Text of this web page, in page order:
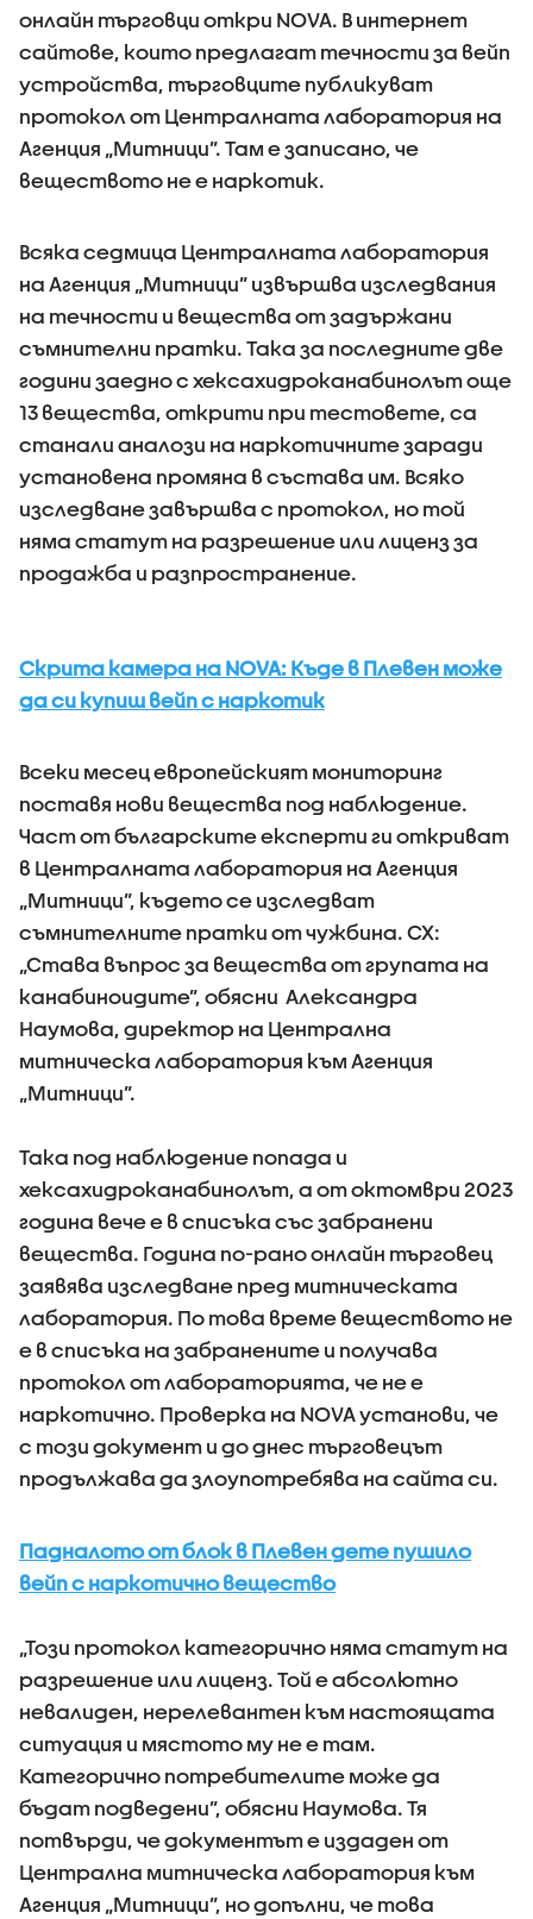
онлайн търговци откри NOVA. В интернет
сайтове, които предлагат течности за вейп
устройства, търговците публикуват
протокол от Централната лаборатория на
Агенция „Митници”. Там е записано, че
веществото не е наркотик.
Всяка седмица Централната лаборатория
на Агенция „Митници” извършва изследвания
на течности и вещества от задържани
съмнителни пратки. Така за последните две
години заедно с хексахидроканабинолът още
13 вещества, открити при тестовете, са
станали аналози на наркотичните заради
установена промяна в състава им. Всяко
изследване завършва с протокол, но той
няма статут на разрешение или лиценз за
продажба и разпространение.
Скрита камера на NOVA: Къде в Плевен може
да си купиш вейп с наркотик
Всеки месец европейският мониторинг
поставя нови вещества под наблюдение.
Част от българските експерти ги откриват
в Централната лаборатория на Агенция
„Митници”, където се изследват
съмнителните пратки от чужбина. СХ:
„Става въпрос за вещества от групата на
канабиноидите”, обясни Александра
Наумова, директор на Централна
митническа лаборатория към Агенция
„Митници”.
Така под наблюдение попада и
хексахидроканабинолът, а от октомври 2023
година вече е в списъка със забранени
вещества. Година по-рано онлайн търговец
заявява изследване пред митническата
лаборатория. По това време веществото не
е в списъка на забранените и получава
протокол от лабораторията, че не е
наркотично. Проверка на NOVA установи, че
с този документ и до днес търговецът
продължава да злоупотребява на сайта си.
Падналото от блок в Плевен дете пушило
вейп с наркотично вещество
„Този протокол категорично няма статут на
разрешение или лиценз. Той е абсолютно
невалиден, нерелевантен към настоящата
ситуация и мястото му не е там.
Категорично потребителите може да
бъдат подведени”, обясни Наумова. Тя
потвърди, че документът е издаден от
Централна митническа лаборатория към
Агенция „Митници”, но допълни, че това